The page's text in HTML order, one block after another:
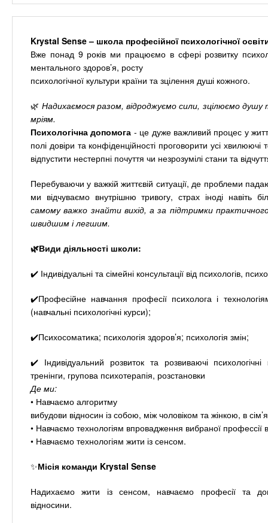
n
n
o
х
Krystal Sense – школа професійної психологічної
Вже понад 9 років ми працюємо в сфері розвитку
ментального здоров’я, росту
психологічної культури країни та зцілення душі кожного.
🌿 Надихаємося разом, відроджуємо сили, зцілюємо душу
мріям.
Психологічна допомога - це дуже важливий процес у
полі довіри та конфіденційності проговорити усі хвилюючі
відпустити нестерпні почуття чи незрозумілі стани та
Перебуваючи у важкій життєвій ситуації, де проблеми
ми відчуваємо внутрішню тривогу, страх іноді навіть
самому важко знайти вихід, а за підтримки
швидшим і легшим.
🌿Види діяльності школи:
✔️ Індивідуальні та сімейні консультації від психологів,
✔️Професійне навчання професії психолога і
(навчальні психологічні курси);
✔️Психосоматика; психологія здоров’я; психологія змін;
✔️ Індивідуальний розвиток та розвиваючі
тренінги, групова психотерапія, розстановки
Де ми:
• Навчаємо алгоритму
вибудови відносин із собою, між чоловіком та жінкою, в
• Навчаємо технологіям впровадження вибраної профессії
• Навчаємо технологіям жити із сенсом.
✨Місія команди Krystal Sense
Надихаємо жити із сенсом, навчаємо професії та
відносини.